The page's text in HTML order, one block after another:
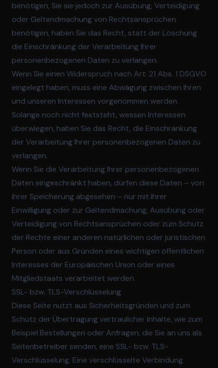
benötigen, Sie sie jedoch zur Ausübung, Verteidigung
oder Geltendmachung von Rechtsansprüchen
benötigen, haben Sie das Recht, statt der Löschung
die Einschränkung der Verarbeitung Ihrer
personenbezogenen Daten zu verlangen.
Wenn Sie einen Widerspruch nach Art. 21 Abs. 1 DSGVO
eingelegt haben, muss eine Abwägung zwischen Ihren
und unseren Interessen vorgenommen werden.
Solange noch nicht feststeht, wessen Interessen
überwiegen, haben Sie das Recht, die Einschränkung
der Verarbeitung Ihrer personenbezogenen Daten zu
verlangen.
Wenn Sie die Verarbeitung Ihrer personenbezogenen
Daten eingeschränkt haben, dürfen diese Daten – von
ihrer Speicherung abgesehen – nur mit Ihrer
Einwilligung oder zur Geltendmachung, Ausübung oder
Verteidigung von Rechtsansprüchen oder zum Schutz
der Rechte einer anderen natürlichen oder juristischen
Person oder aus Gründen eines wichtigen öffentlichen
Interesses der Europäischen Union oder eines
Mitgliedstaats verarbeitet werden.
SSL- bzw. TLS-Verschlüsselung
Diese Seite nutzt aus Sicherheitsgründen und zum
Schutz der Übertragung vertraulicher Inhalte, wie zum
Beispiel Bestellungen oder Anfragen, die Sie an uns als
Seitenbetreiber senden, eine SSL- bzw. TLS-
Verschlüsselung. Eine verschlüsselte Verbindung